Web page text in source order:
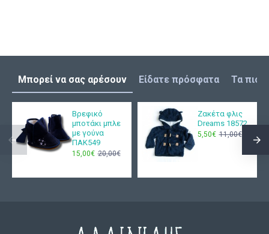
Μπορεί να σας αρέσουν Είδατε πρόσφατα Τα πιο
Βρεφικό
μποτάκι μπλε
με γούνα
ΠΑΚ549
15,00€ 20,00€
Ζακέτα φλις
Dreams 18572
5,50€ 11,00€